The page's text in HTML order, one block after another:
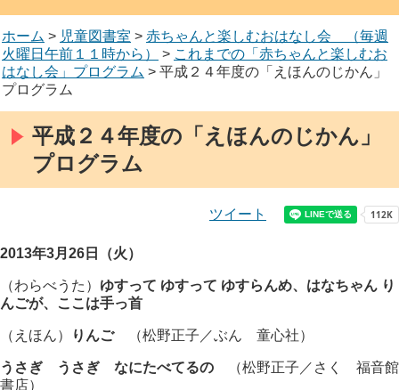
ホーム > 児童図書室 > 赤ちゃんと楽しむおはなし会 （毎週
火曜日午前１１時から）
> これまでの「赤ちゃんと楽しむお
はなし会」プログラム > 平成２４年度の「えほんのじかん」
プログラム
平成２４年度の「えほんのじかん」
プログラム
ツイート
2013年3月26日（火）
（わらべうた） ゆすって ゆすって ゆすらんめ、はなちゃん り
んごが、ここは手っ首
（えほん） りんご（松野正子／ぶん 童心社）
うさぎ うさぎ なにたべてるの （松野正子／さく 福音館
書店）